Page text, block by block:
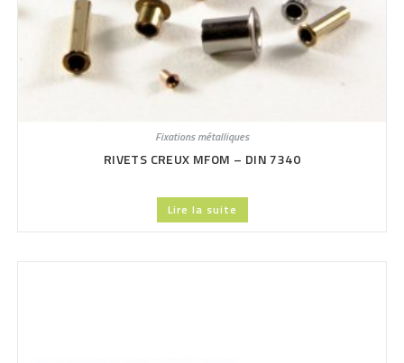
Fixations métalliques
RIVETS CREUX MFOM – DIN 7340
Lire la suite